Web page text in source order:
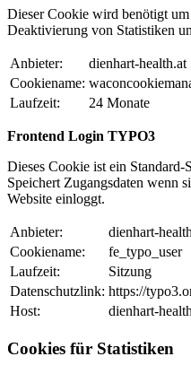
Dieser Cookie wird benötigt
Deaktivierung von Statistiken
Anbieter:
dienhart-health.at
Cookiename:
Laufzeit:
24 Monate
Frontend Login TYPO3
Dieses Cookie ist ein
Speichert Zugangsdaten wenn
Website einloggt.
Anbieter:
dienhart-
Cookiename:
fe_typo_user
Laufzeit:
Sitzung
Datenschutzlink: https://
Host:
dienhart-
Cookies für Statistiken